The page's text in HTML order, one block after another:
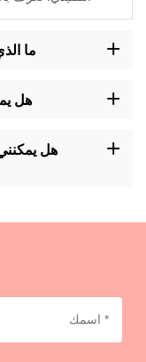
ما
وتحرير المقاطع، هل
هل